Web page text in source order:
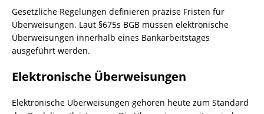
Gesetzliche Regelungen definieren präzise Fristen für
Überweisungen. Laut §675s BGB müssen elektronische
Überweisungen innerhalb eines Bankarbeitstages
ausgeführt werden.
Elektronische Überweisungen
Elektronische Überweisungen gehören heute zum Standard